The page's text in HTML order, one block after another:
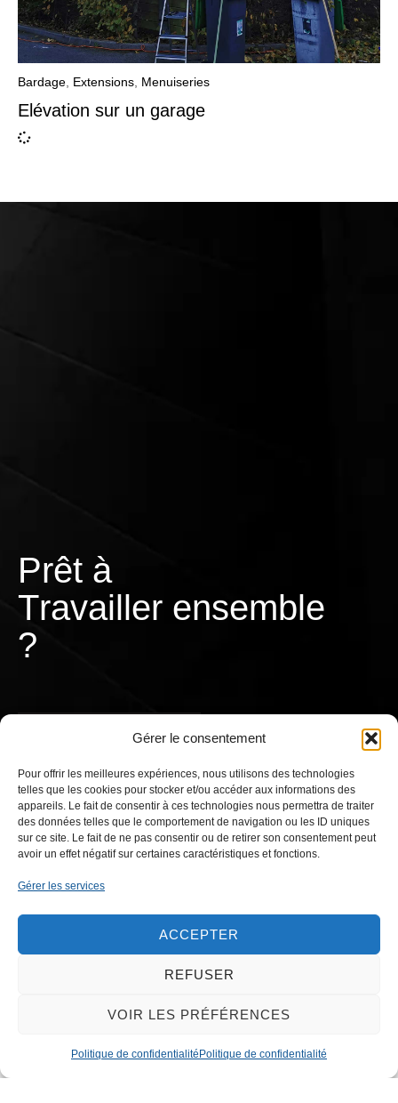
Gérer le consentement
Pour offrir les meilleures expériences, nous utilisons des technologies
telles que les cookies pour stocker et/ou accéder aux informations des
appareils. Le fait de consentir à ces technologies nous permettra de traiter
des données telles que le comportement de navigation ou les ID uniques
sur ce site. Le fait de ne pas consentir ou de retirer son consentement peut
avoir un effet négatif sur certaines caractéristiques et fonctions.
Gérer les services
ACCEPTER
REFUSER
VOIR LES PRÉFÉRENCES
Politique de confidentialité Politique de confidentialité
Bardage Extensions Menuiseries
Elévation sur un garage
Prêt à
Travailler ensemble
?